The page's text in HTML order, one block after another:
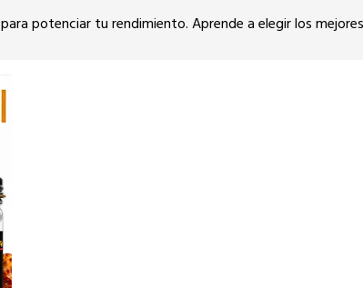
potenciar tu rendimiento. Aprende a elegir los